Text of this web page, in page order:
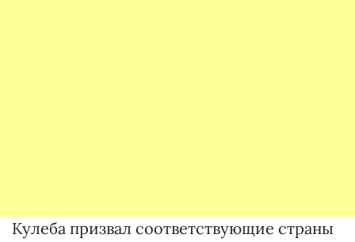
Кулеба призвал соответствующие страны